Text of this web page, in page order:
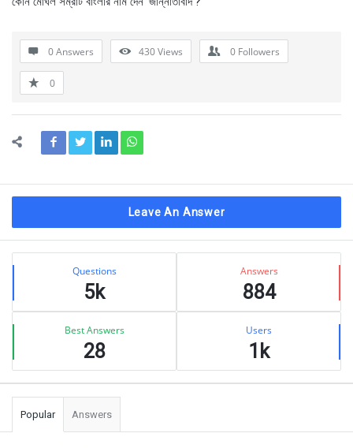
0 Answers 430Views 0 Followers
0
Leave An Answer
Sidebar
Stats Questions
5k
Answers
884
Best Answers
28
Users
1k
Popular Answers